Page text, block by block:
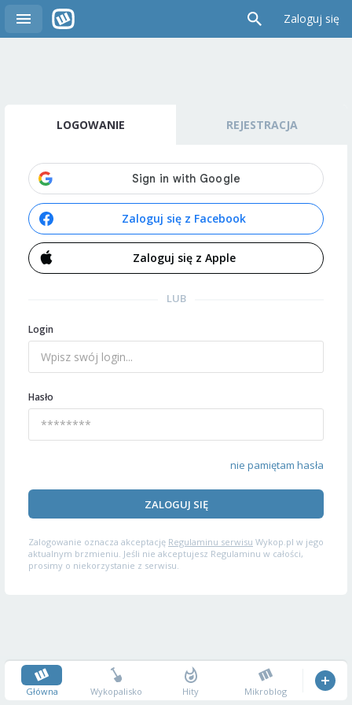
Zaloguj się
LOGOWANIE REJESTRACJA
Zaloguj się z Facebook
Zaloguj się z Apple
LUB
Login
Hasło
nie pamiętam hasła
ZALOGUJ SIĘ
Zalogowanie oznacza akceptację Regulaminu serwisu Wykop.pl w jego
aktualnym brzmieniu. Jeśli nie akceptujesz Regulaminu w całości,
prosimy o niekorzystanie z serwisu.
Główna Wykopalisko Hity Mikroblog